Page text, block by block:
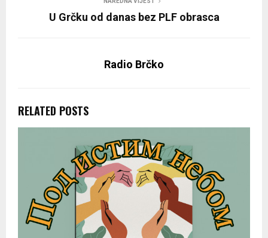
U Grčku od danas bez PLF obrasca
Radio Brčko
RELATED POSTS